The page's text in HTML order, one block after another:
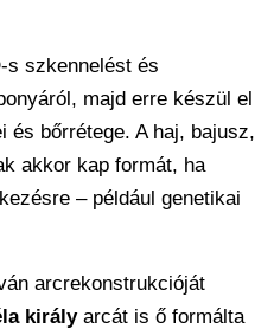
s szkennelést és
majd erre készül el
bőrrétege. A haj, bajusz,
akkor kap formát, ha
– például genetikai
arcrekonstrukcióját
királyarcát is ő formálta